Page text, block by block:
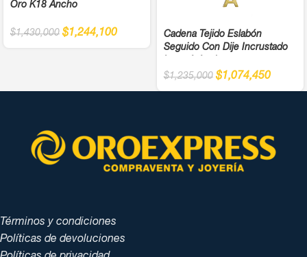
Oro K18 Ancho
$1,430,000 $1,244,100
Cadena Tejido Eslabón
Seguido Con Dije Incrustado
$1,235,000 $1,074,450
Términos y condiciones
Políticas de devoluciones